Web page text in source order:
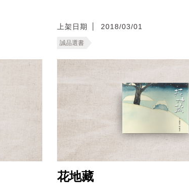
上架日期 2018/03/01
誠品選書
花地藏